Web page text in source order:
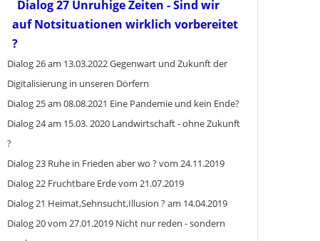
Dialog 27 Unruhige Zeiten - Sind wir
auf Notsituationen wirklich vorbereitet
?
Dialog 26 am 13.03.2022 Gegenwart und Zukunft der
Digitalisierung in unseren Dörfern
Dialog 25 am 08.08.2021 Eine Pandemie und kein Ende?
Dialog 24 am 15.03. 2020 Landwirtschaft - ohne Zukunft
?
Dialog 23 Ruhe in Frieden aber wo ? vom 24.11.2019
Dialog 22 Fruchtbare Erde vom 21.07.2019
Dialog 21 Heimat,Sehnsucht,Illusion ? am 14.04.2019
Dialog 20 vom 27.01.2019 Nicht nur reden - sondern